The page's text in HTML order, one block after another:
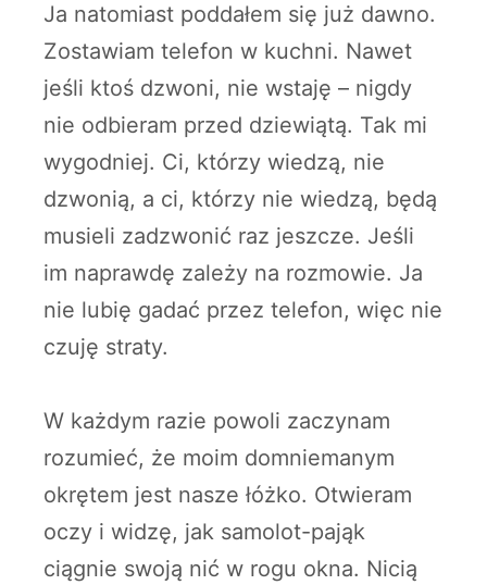
Ja natomiast poddałem się już dawno.
Zostawiam telefon w kuchni. Nawet
jeśli ktoś dzwoni, nie wstaję – nigdy
nie odbieram przed dziewiątą. Tak mi
wygodniej. Ci, którzy wiedzą, nie
dzwonią, a ci, którzy nie wiedzą, będą
musieli zadzwonić raz jeszcze. Jeśli
im naprawdę zależy na rozmowie. Ja
nie lubię gadać przez telefon, więc nie
czuję straty.
W każdym razie powoli zaczynam
rozumieć, że moim domniemanym
okrętem jest nasze łóżko. Otwieram
oczy i widzę, jak samolot-pająk
ciągnie swoją nić w rogu okna. Nicią